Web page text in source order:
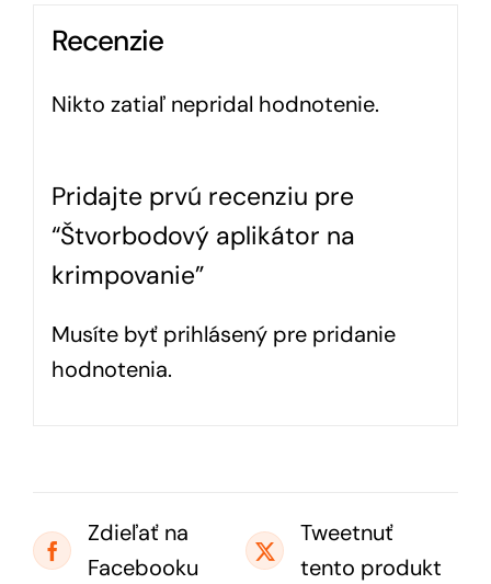
Recenzie
Nikto zatiaľ nepridal hodnotenie.
Pridajte prvú recenziu pre
“Štvorbodový aplikátor na
krimpovanie”
Musíte byť prihlásenýpre pridanie
hodnotenia.
Zdieľať na
Facebooku
Tweetnuť
tento produkt